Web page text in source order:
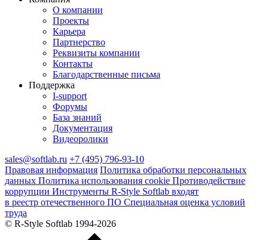
О компании
Проекты
Карьера
Партнерство
Реквизиты компании
Контакты
Благодарственные письма
Поддержка
I‑support
Форумы
База знаний
Документация
Видеоролики
sales@softlab.ru +7 (495) 796-93-10
Правовая информация Политика обработки персональных
данных Политика использования cookie Противодействие
коррупции Инструменты R‑Style Softlab входят
в реестр отечественного ПО Специальная оценка условий
труда
© R‑Style Softlab 1994-2026